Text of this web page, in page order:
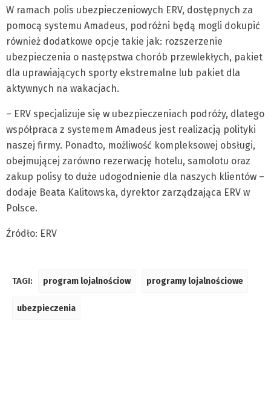
W ramach polis ubezpieczeniowych ERV, dostępnych za
pomocą systemu Amadeus, podróżni będą mogli dokupić
również dodatkowe opcje takie jak: rozszerzenie
ubezpieczenia o następstwa chorób przewlekłych, pakiet
dla uprawiających sporty ekstremalne lub pakiet dla
aktywnych na wakacjach.
– ERV specjalizuje się w ubezpieczeniach podróży, dlatego
współpraca z systemem Amadeus jest realizacją polityki
naszej firmy. Ponadto, możliwość kompleksowej obsługi,
obejmującej zarówno rezerwację hotelu, samolotu oraz
zakup polisy to duże udogodnienie dla naszych klientów –
dodaje Beata Kalitowska, dyrektor zarządzająca ERV w
Polsce.
Źródło: ERV
TAGI: program lojalnościow programy lojalnościowe
ubezpieczenia